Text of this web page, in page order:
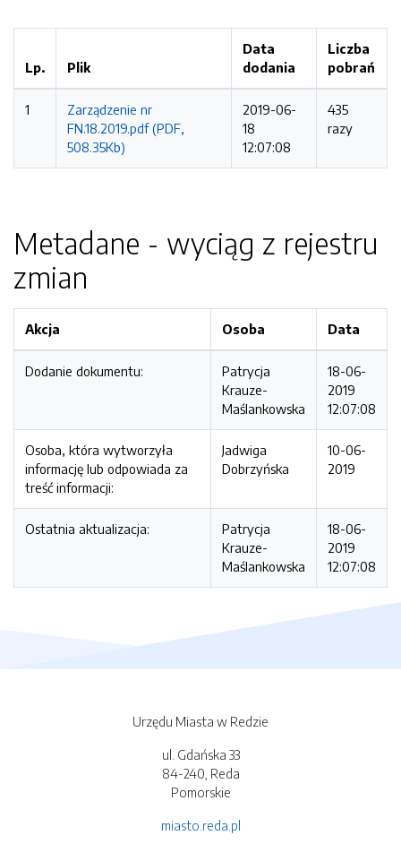
Lp. Plik
Data
dodania
Liczba
pobrań
1
Zarządzenie nr
FN.18.2019.pdf (PDF,
508.35Kb)
2019-06-
18
12:07:08
435
razy
Metadane - wyciąg z rejestru
zmian
Akcja Osoba Data
Dodanie dokumentu:
Patrycja
Krauze-
Maślankowska
18-06-
2019
12:07:08
Osoba, która wytworzyła
informację lub odpowiada za
treść informacji:
Jadwiga
Dobrzyńska
10-06-
2019
Ostatnia aktualizacja:
Patrycja
Krauze-
Maślankowska
18-06-
2019
12:07:08
Urzędu Miasta w Redzie
ul. Gdańska 33
84-240, Reda
Pomorskie
miasto.reda.pl